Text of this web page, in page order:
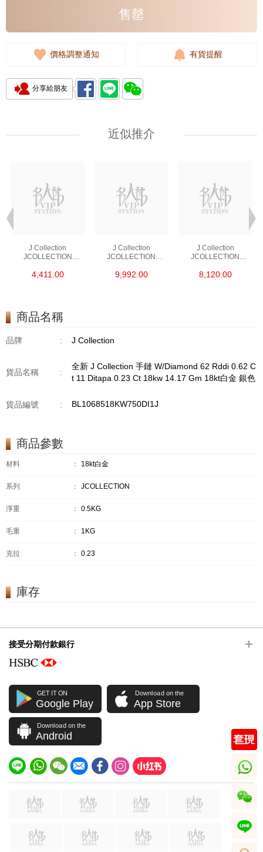
售罄
價格調整通知 有貨提醒
分享給朋友
近似推介
J Collection
JCOLLECTION
RDDI 0.48 CT18KR
4,411.00
J Collection
JCOLLECTION
RDDI 1.34 CT18KW
9,992.00
J Collection
JCOLLECTION
W/DIAMOND 7
8,120.00
商品名稱
品牌 : J Collection
貨品名稱 :
全新 J Collection 手鏈 W/Diamond 62 Rddi 0.62 C
t 11 Ditapa 0.23 Ct 18kw 14.17 Gm 18kt白金 銀色
貨品編號 : BL1068518KW750DI1J
商品參數
材料 ： 18kt白金
系列 ： JCOLLECTION
淨重 ： 0.5KG
毛重 ： 1KG
克拉 ： 0.23
庫存
接受分期付款銀行
GET IT ON
Google Play
Download on the
App Store
Download on the
Android
whatsapp